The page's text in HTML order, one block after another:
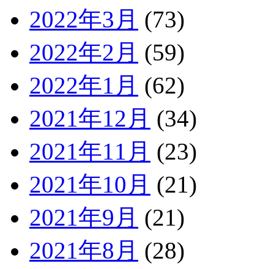
2022年3月 (73)
2022年2月 (59)
2022年1月 (62)
2021年12月 (34)
2021年11月 (23)
2021年10月 (21)
2021年9月 (21)
2021年8月 (28)